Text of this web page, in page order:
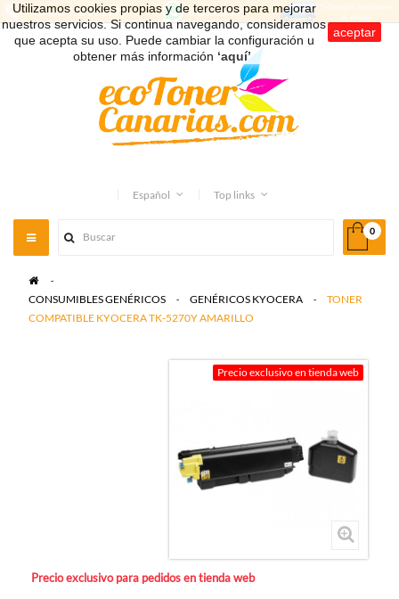
Utilizamos cookies propias y de terceros para mejorar
nuestros servicios. Si continua navegando, consideramos
que acepta su uso. Puede cambiar la configuración u
obtener más información ‘aquí’.
aceptar
Español Top links
0
Toggle
navigation
>
CONSUMIBLES GENÉRICOS
> GENÉRICOS KYOCERA >
TONER
COMPATIBLE KYOCERA TK-5270Y AMARILLO
Precio exclusivo en tienda web
Precio exclusivo para pedidos en tienda web